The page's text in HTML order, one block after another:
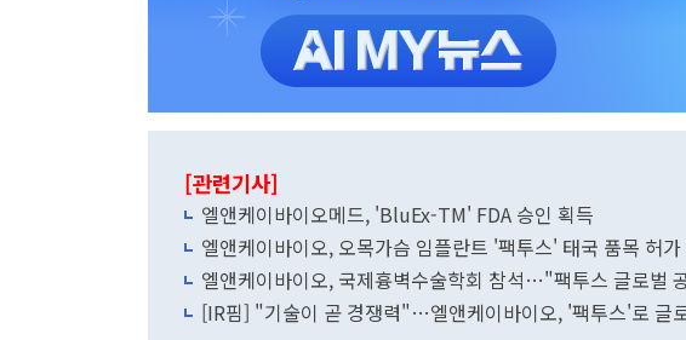
[관련기사]
엘앤케이바이오메드, 'BluEx-TM' FDA 승인 획득
엘앤케이바이오, 오목가슴 임플란트 '팩투스' 태국 품목 허가
엘앤케이바이오, 국제흉벽수술학회 참석…"팩투스 글로벌
[IR핌] "기술이 곧 경쟁력"…엘앤케이바이오, '팩투스'로 글